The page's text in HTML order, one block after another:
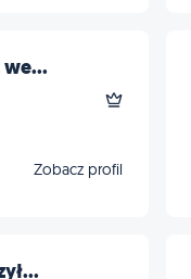
Zobacz profil